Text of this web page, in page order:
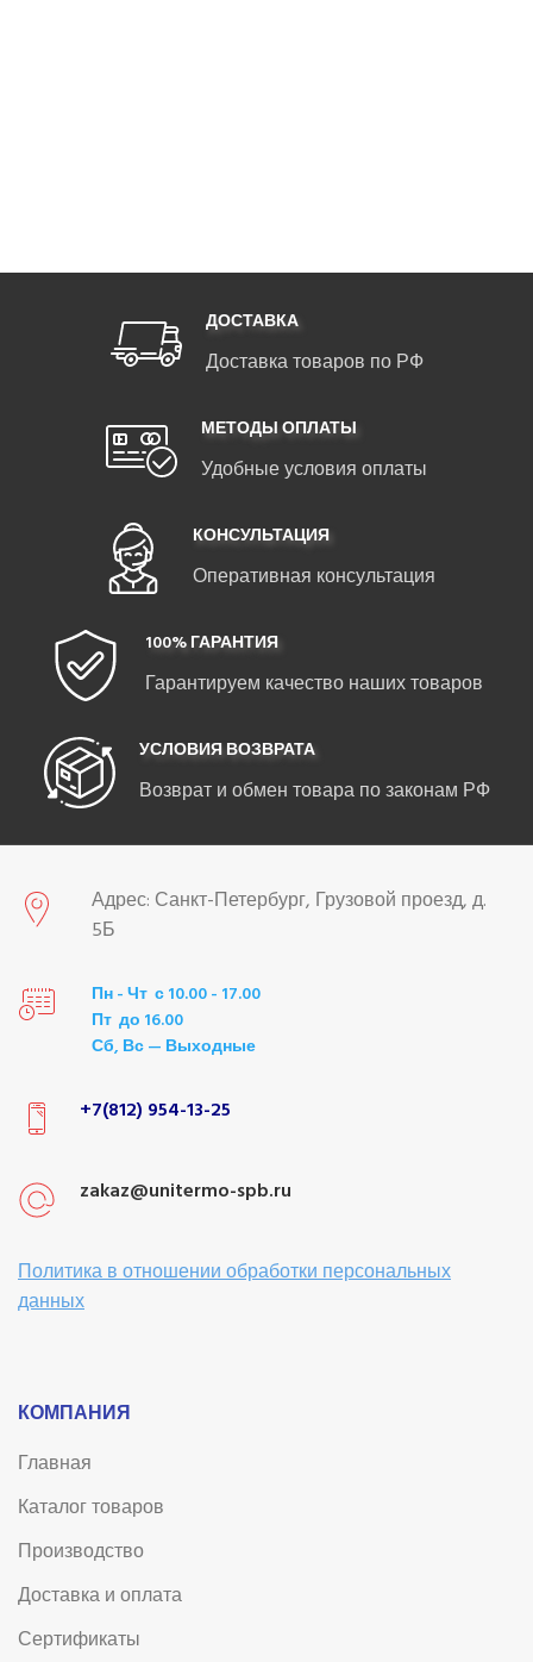
ДОСТАВКА
Доставка товаров по РФ
МЕТОДЫ ОПЛАТЫ
Удобные условия оплаты
КОНСУЛЬТАЦИЯ
Оперативная консультация
100% ГАРАНТИЯ
Гарантируем качество наших товаров
УСЛОВИЯ ВОЗВРАТА
Возврат и обмен товара по законам РФ
Адрес: Санкт-Петербург, Грузовой проезд, д.
5Б
Пн - Чт с 10.00 - 17.00
Пт до 16.00
Сб, Вс — Выходные
+7(812) 954-13-25
zakaz@unitermo-spb.ru
Политика в отношении обработки персональных
данных
КОМПАНИЯ
Главная
Каталог товаров
Производство
Доставка и оплата
Сертификаты